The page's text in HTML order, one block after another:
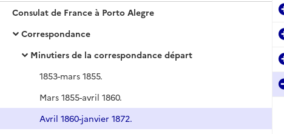
Consulat de France à Porto Alegre
Correspondance
Minutiers de la correspondance départ
1853-mars 1855.
Mars 1855-avril 1860.
Avril 1860-janvier 1872.